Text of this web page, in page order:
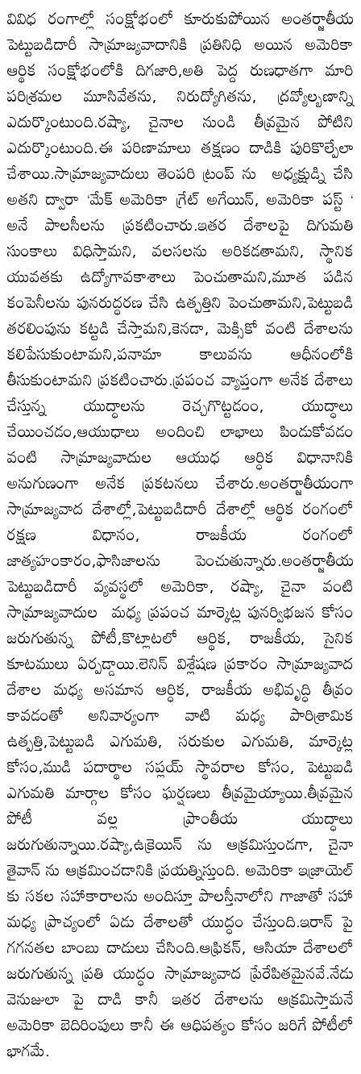
వివిధ రంగాల్లో సంక్షోభంలో కూరుకుపోయిన అంతర్జాతీయ
పెట్టుబడిదారీ సామ్రాజ్యవాదానికి ప్రతినిధి అయిన అమెరికా
ఆర్థిక సంక్షోభంలోకి దిగజారి,అతి పెద్ద రుణధాతగా మారి
పరిశ్రమల మూసివేతను, నిరుద్యోగితను, ద్రవ్యోల్బణాన్ని
ఎదుర్కొంటుంది.రష్యా, చైనాల నుండి తీవ్రమైన పోటిని
ఎదుర్కొంటుంది.ఈ పరిణామాలు తక్షణం దాడికి పురికొల్పేలా
చేశాయి.సామ్రాజ్యవాదులు తెంపరి ట్రంప్ ను అధ్యక్షుడ్ని చేసి
అతని ద్వారా ‘మేక్ అమెరికా గ్రేట్ అగేయిన్, అమెరికా పస్ట్ ‘
అనే పాలసీలను ప్రకటించారు.ఇతర దేశాలపై దిగుమతి
సుంకాలు విధిస్తామని, వలసలను అరికడతామని, స్థానిక
యువతకు ఉద్యోగావకాశాలు పెంచుతామని,మూత పడిన
కంపెనీలను పునరుద్ధరణ చేసి ఉత్పత్తిని పెంచుతామని,పెట్టుబడి
తరలింపును కట్టడి చేస్తామని,కెనడా, మెక్సికో వంటి దేశాలను
కలిపేసుకుంటామని,పనామా కాలువను ఆధీనంలోకి
తీసుకుంటామని ప్రకటించారు.ప్రపంచ వ్యాప్తంగా అనేక దేశాలు
చేస్తున్న యుద్ధాలను రెచ్చగొట్టడంం, యుద్ధాలు
చేయించడం,ఆయుధాలు అందించి లాభాలు పిండుకోవడం
వంటి సామ్రాజ్యవాదుల ఆయుధ ఆర్ధిక విధానానికి
అనుగుణంగా అనేక ప్రకటనలు చేశారు.అంతర్జాతీయంగా
సామ్రాజ్యవాద దేశాల్లో,పెట్టుబడిదారీ దేశాల్లో ఆర్థిక రంగంలో
రక్షణ విధానం, రాజకీయ రంగంలో
జాత్యహంకారం,ఫాసిజాలను పెంచుతున్నారు.అంతర్జాతీయ
పెట్టుబడిదారీ వ్యవస్థలో అమెరికా, రష్యా, చైనా వంటి
సామ్రాజ్యవాదుల మధ్య ప్రపంచ మార్కెట్ల పునర్విభజన కోసం
జరుగుతున్న పోటీ,కొట్లాటలో ఆర్థిక, రాజకీయ, సైనిక
కూటములు ఏర్పడ్డాయి.లెనిన్ విశ్లేషణ ప్రకారం సామ్రాజ్యవాద
దేశాల మధ్య అసమాన ఆర్ధిక, రాజకీయ అభివృద్ధి తీవ్రం
కావడంతో అనివార్యంగా వాటి మధ్య పారిశ్రామిక
ఉత్పత్తి,పెట్టుబడి ఎగుమతి, సరుకుల ఎగుమతి, మార్కెట్ల
కోసం,ముడి పదార్థాల సప్లయ్ స్థావరాల కోసం, పెట్టుబడి
ఎగుమతి మార్గాల కోసం ఘర్షణలు తీవ్రమైయ్యాయి.తీవ్రమైన
పోటీ వల్ల ప్రాంతీయ యుద్ధాలు
జరుగుతున్నాయి.రష్యా,ఉక్రెయిన్ ను ఆక్రమిస్తుండగా, చైనా
తైవాన్ ను ఆక్రమించడానికి ప్రయత్నిస్తుంది. అమెరికా ఇజ్రాయెల్
కు సకల సహాకారాలను అందిస్తూ పాలస్తీనాలోని గాజాతో సహా
మధ్య ప్రాచ్యంలో ఏడు దేశాలతో యుద్ధం చేస్తుంది.ఇరాన్ పై
గగనతల బాంబు దాడులు చేసింది.ఆఫ్రికన్, ఆసియా దేశాలలో
జరుగుతున్న ప్రతి యుద్ధం సామ్రాజ్యవాద ప్రేరేపితమైనవే.నేడు
వెనుజులా పై దాడి కానీ ఇతర దేశాలను ఆక్రమిస్తామనే
అమెరికా బెదిరింపులు కానీ ఈ ఆధిపత్యం కోసం జరిగే పోటీలో
భాగమే.